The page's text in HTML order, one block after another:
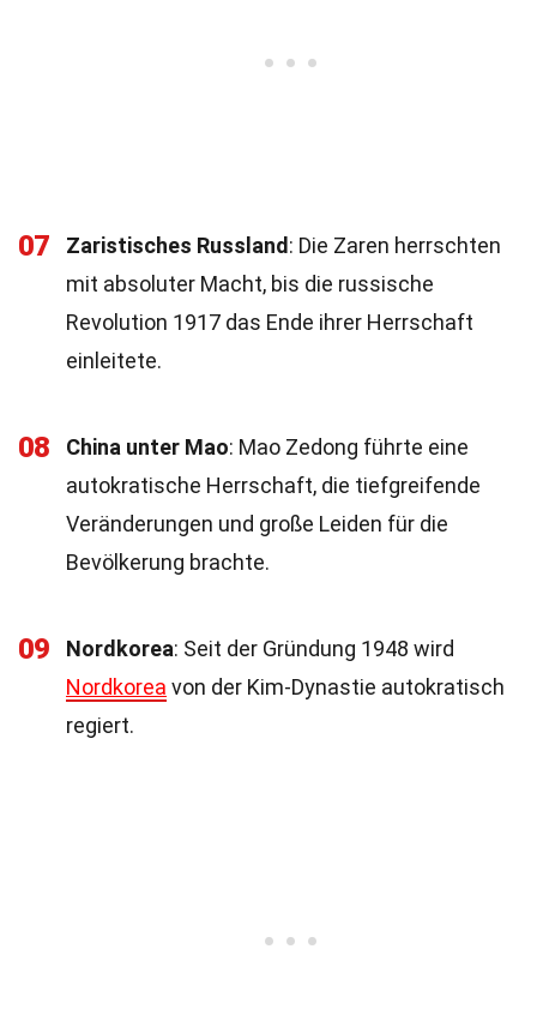
07 Zaristisches Russland : Die Zaren herrschten
mit absoluter Macht, bis die russische
Revolution 1917 das Ende ihrer Herrschaft
einleitete.
08 China unter Mao: Mao Zedong führte eine
autokratische Herrschaft, die tiefgreifende
Veränderungen und große Leiden für die
Bevölkerung brachte.
09 Nordkorea: Seit der Gründung 1948 wird
Nordkorea von der Kim-Dynastie autokratisch
regiert.